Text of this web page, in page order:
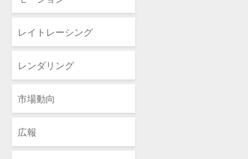
レイトレーシング
レンダリング
市場動向
広報